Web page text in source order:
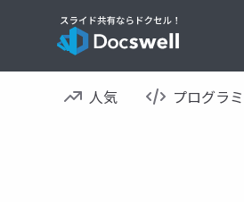
人気 プログラ